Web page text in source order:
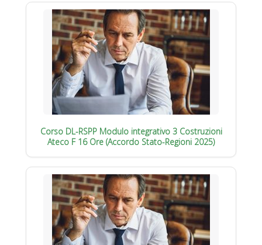
Corso DL-RSPP Modulo integrativo 3 Costruzioni
Ateco F 16 Ore (Accordo Stato-Regioni 2025)